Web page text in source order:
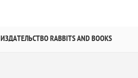
ИЗДАТЕЛЬСТВО RABBITS AND BOOKS